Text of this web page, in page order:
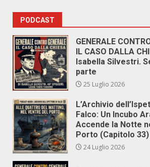
PODCAST
GENERALE
IL CASO DALLA
Isabella Silvestri.
parte
25 Luglio 2026
L’Archivio
Falco: Un Incubo
Accende la Notte
Porto (Capitolo 33)
24 Luglio 2026